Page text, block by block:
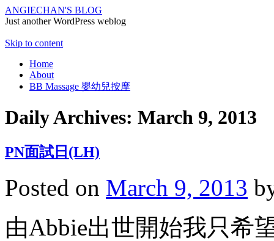
ANGIECHAN'S BLOG
Just another WordPress weblog
Skip to content
Home
About
BB Massage 嬰幼兒按摩
Daily Archives: March 9, 2013
PN面試日(LH)
Posted on March 9, 2013
由Abbie出世開始我只希